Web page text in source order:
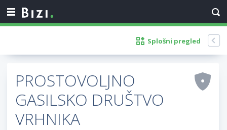
Splošni pregled
PROSTOVOLJNO
GASILSKO DRUŠTVO
VRHNIKA